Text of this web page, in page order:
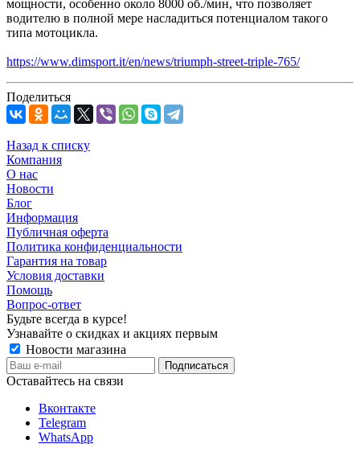
мощности, особенно около 8000 об./мин, что позволяет
водителю в полной мере насладиться потенциалом такого
типа мотоцикла.
https://www.dimsport.it/en/news/triumph-street-triple-765/
Поделиться
Назад к списку
Компания
О нас
Новости
Блог
Информация
Публичная оферта
Политика конфиденциальности
Гарантия на товар
Условия доставки
Помощь
Вопрос-ответ
Будьте всегда в курсе!
Узнавайте о скидках и акциях первым
Новости магазина
Оставайтесь на связи
Вконтакте
Telegram
WhatsApp